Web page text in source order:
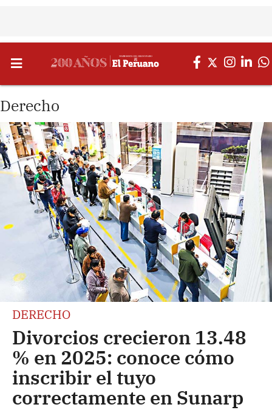
Derecho
DERECHO
Divorcios crecieron 13.48
% en 2025: conoce cómo
inscribir el tuyo
correctamente en Sunarp